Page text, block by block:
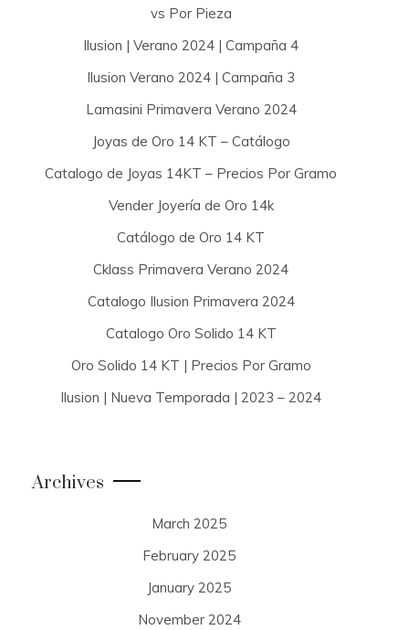
vs Por Pieza
Ilusion | Verano 2024 | Campaña 4
Ilusion Verano 2024 | Campaña 3
Lamasini Primavera Verano 2024
Joyas de Oro 14 KT – Catálogo
Catalogo de Joyas 14KT – Precios Por Gramo
Vender Joyería de Oro 14k
Catálogo de Oro 14 KT
Cklass Primavera Verano 2024
Catalogo Ilusion Primavera 2024
Catalogo Oro Solido 14 KT
Oro Solido 14 KT | Precios Por Gramo
Ilusion | Nueva Temporada | 2023 – 2024
Archives
March 2025
February 2025
January 2025
November 2024